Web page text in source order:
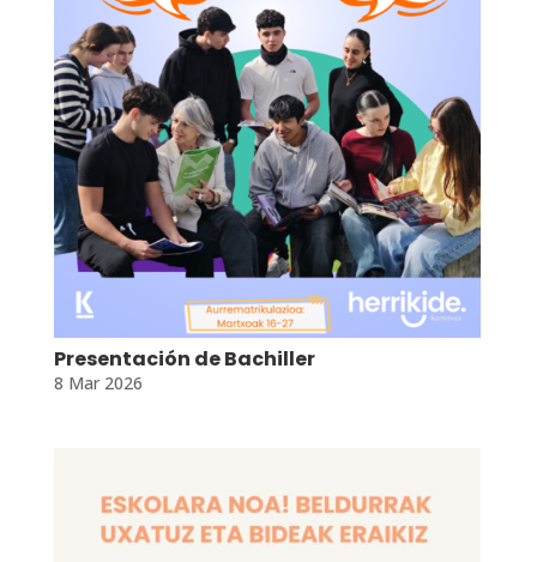
Presentación de Bachiller
8 Mar 2026